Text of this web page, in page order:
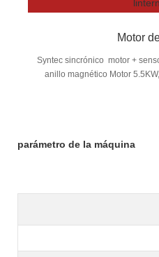
Motor
Syntec sincrónico motor +
anillo magnético Motor
parámetro de la máquina